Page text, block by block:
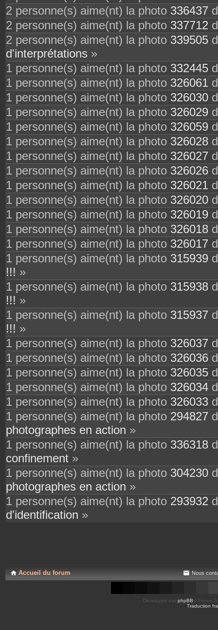
2 personne(s) aime(nt) la photo 336437
2 personne(s) aime(nt) la photo 337712
2 personne(s) aime(nt) la photo 339505
d'interprétations »
1 personne(s) aime(nt) la photo 332445
1 personne(s) aime(nt) la photo 326061
1 personne(s) aime(nt) la photo 326030
1 personne(s) aime(nt) la photo 326029
1 personne(s) aime(nt) la photo 326059
1 personne(s) aime(nt) la photo 326028
1 personne(s) aime(nt) la photo 326027
1 personne(s) aime(nt) la photo 326026
1 personne(s) aime(nt) la photo 326021
1 personne(s) aime(nt) la photo 326020
1 personne(s) aime(nt) la photo 326019
1 personne(s) aime(nt) la photo 326018
1 personne(s) aime(nt) la photo 326017
1 personne(s) aime(nt) la photo 315939
!!! »
1 personne(s) aime(nt) la photo 315938
!!! »
1 personne(s) aime(nt) la photo 315937
!!! »
1 personne(s) aime(nt) la photo 326037
1 personne(s) aime(nt) la photo 326036
1 personne(s) aime(nt) la photo 326035
1 personne(s) aime(nt) la photo 326034
1 personne(s) aime(nt) la photo 326033
1 personne(s) aime(nt) la photo 294827
photographes en action »
1 personne(s) aime(nt) la photo 336318
confinement »
1 personne(s) aime(nt) la photo 304230
photographes en action »
1 personne(s) aime(nt) la photo 293932
d'identification »
Accueil du forum Nous
Développé par phpBB ® Forum
Traduction